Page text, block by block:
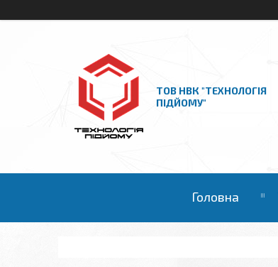
ТОВ НВК "ТЕХНОЛОГІЯ
ПІДЙОМУ"
Головна